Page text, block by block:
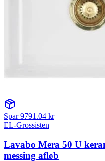
Spar9791.04 kr
EL-Grossisten
Lavabo Mera 50 U
messing afløb